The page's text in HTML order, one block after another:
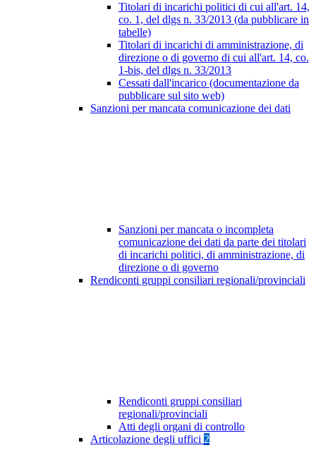
Titolari di incarichi politici di cui all'art. 14,
co. 1, del dlgs n. 33/2013 (da pubblicare in
tabelle)
Titolari di incarichi di amministrazione, di
direzione o di governo di cui all'art. 14, co.
1-bis, del dlgs n. 33/2013
Cessati dall'incarico (documentazione da
pubblicare sul sito web)
Sanzioni per mancata comunicazione dei dati
Sanzioni per mancata o incompleta
comunicazione dei dati da parte dei titolari
di incarichi politici, di amministrazione, di
direzione o di governo
Rendiconti gruppi consiliari regionali/provinciali
Rendiconti gruppi consiliari
regionali/provinciali
Atti degli organi di controllo
Articolazione degli uffici 2